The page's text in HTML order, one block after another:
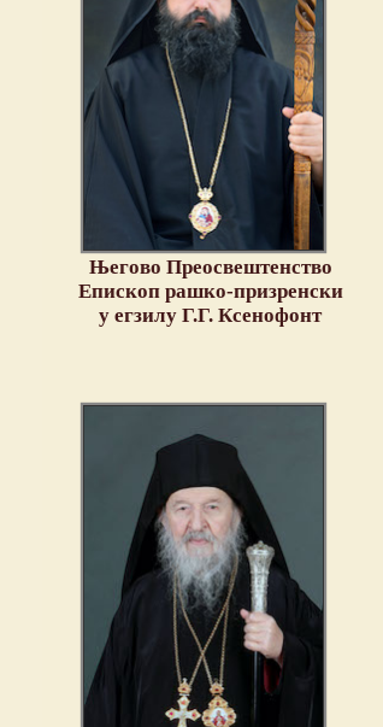
Његово Преосвештенство
Епископ рашко-призренски
у егзилу Г.Г. Ксенофонт